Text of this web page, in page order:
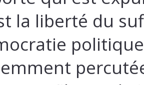
la liberté du